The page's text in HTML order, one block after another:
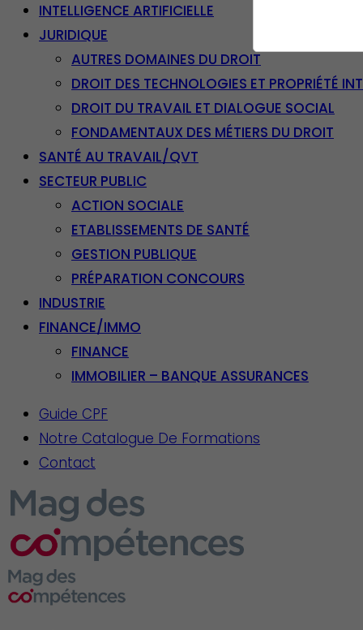
INTELLIGENCE ARTIFICIELLE
JURIDIQUE
AUTRES DOMAINES DU DROIT
DROIT DES TECHNOLOGIES ET PROPRIÉTÉ
DROIT DU TRAVAIL ET DIALOGUE SOCIAL
FONDAMENTAUX DES MÉTIERS DU DROIT
SANTÉ AU TRAVAIL/QVT
SECTEUR PUBLIC
ACTION SOCIALE
ETABLISSEMENTS DE SANTÉ
GESTION PUBLIQUE
PRÉPARATION CONCOURS
INDUSTRIE
FINANCE/IMMO
FINANCE
IMMOBILIER – BANQUE ASSURANCES
Guide CPF
Notre Catalogue De Formations
Contact